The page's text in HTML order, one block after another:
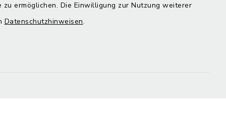
ermöglichen. Die Einwilligung zur Nutzung weiterer
Datenschutzhinweisen.